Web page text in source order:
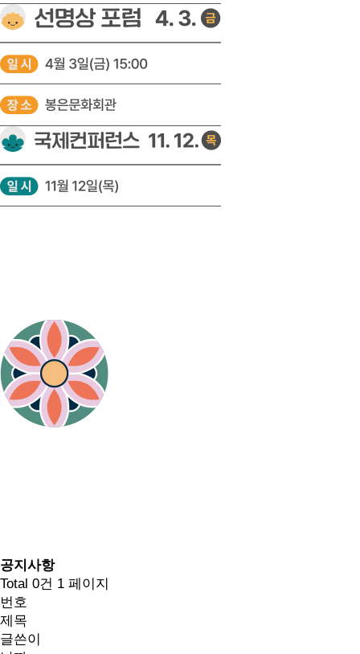
공지사항
Total 0건 1 페이지
번호
제목
글쓴이